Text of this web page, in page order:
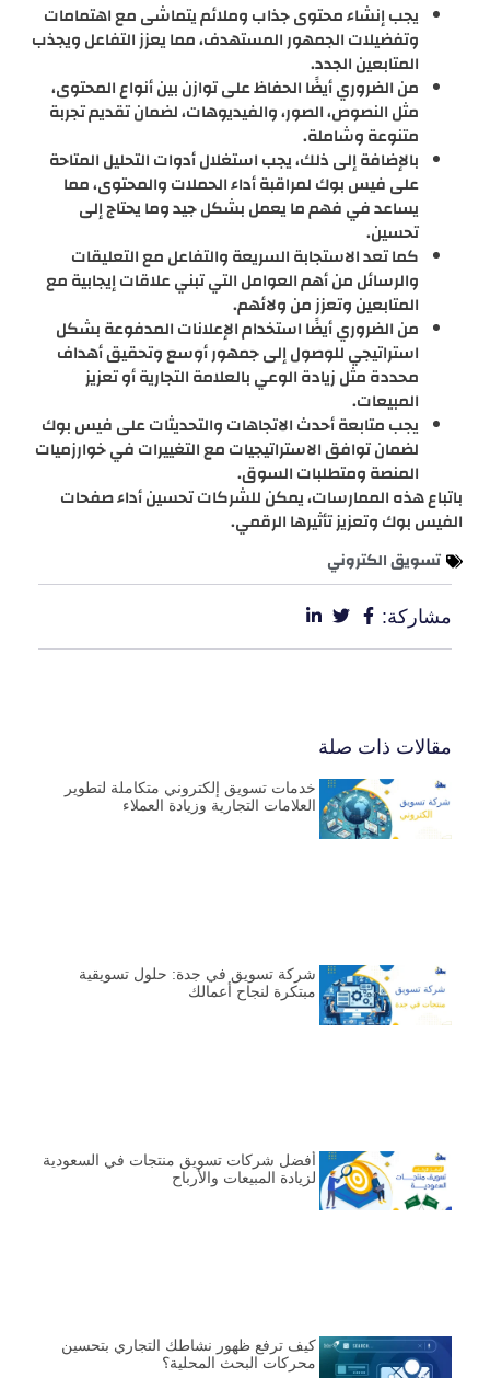
يجب إنشاء محتوى جذاب وملائم يتماشى مع اهتمامات
وتفضيلات الجمهور المستهدف، مما يعزز التفاعل ويجذب
المتابعين الجدد.
من الضروري أيضًا الحفاظ على توازن بين أنواع المحتوى،
مثل النصوص، الصور، والفيديوهات، لضمان تقديم تجربة
متنوعة وشاملة.
بالإضافة إلى ذلك، يجب استغلال أدوات التحليل المتاحة
على فيس بوك لمراقبة أداء الحملات والمحتوى، مما
يساعد في فهم ما يعمل بشكل جيد وما يحتاج إلى
تحسين.
كما تعد الاستجابة السريعة والتفاعل مع التعليقات
والرسائل من أهم العوامل التي تبني علاقات إيجابية مع
المتابعين وتعزز من ولائهم.
من الضروري أيضًا استخدام الإعلانات المدفوعة بشكل
استراتيجي للوصول إلى جمهور أوسع وتحقيق أهداف
محددة مثل زيادة الوعي بالعلامة التجارية أو تعزيز
المبيعات.
يجب متابعة أحدث الاتجاهات والتحديثات على فيس بوك
لضمان توافق الاستراتيجيات مع التغييرات في خوارزميات
المنصة ومتطلبات السوق.
باتباع هذه الممارسات، يمكن للشركات تحسين أداء صفحات
الفيس بوك وتعزيز تأثيرها الرقمي.
تسويق الكتروني
مشاركة:
مقالات ذات صلة
خدمات تسويق إلكتروني متكاملة لتطوير
العلامات التجارية وزيادة العملاء
شركة تسويق في جدة: حلول تسويقية
مبتكرة لنجاح أعمالك
أفضل شركات تسويق منتجات في السعودية
لزيادة المبيعات والأرباح
كيف ترفع ظهور نشاطك التجاري بتحسين
محركات البحث المحلية؟